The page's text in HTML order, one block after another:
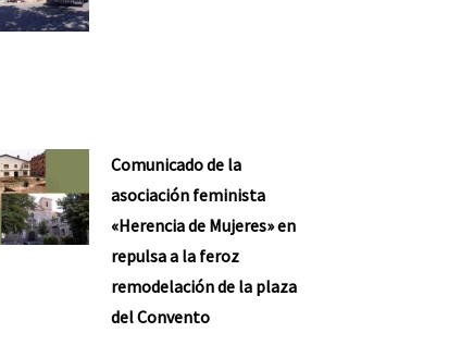
Comunicado de la
asociación feminista
«Herencia de Mujeres» en
repulsa a la feroz
remodelación de la plaza
del Convento